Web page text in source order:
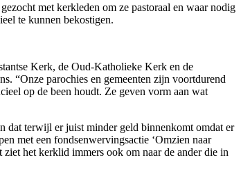
met kerkleden om ze pastoraal en waar nodig
te kunnen bekostigen.
Kerk, de Oud-Katholieke Kerk en de
“Onze parochies en gemeenten zijn voortdurend
op de been houdt. Ze geven vorm aan wat
dat terwijl er juist minder geld binnenkomt omdat er
met een fondsenwervingsactie ‘Omzien naar
het kerklid immers ook om naar de ander die in